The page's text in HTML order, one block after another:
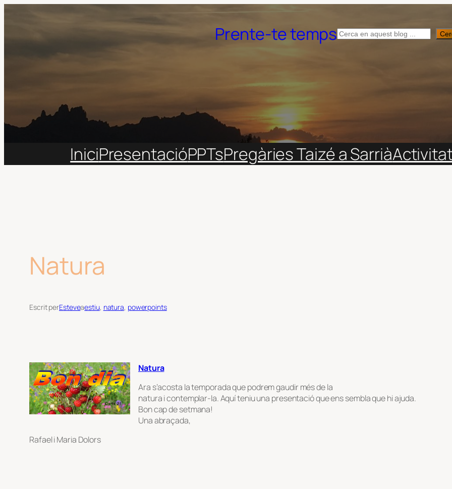
Prente-te tempsCerca
IniciPresentacióPPTsPregàries Taizé a Sarrià
Natura
Escrit perEsteveaestiu, natura, powerpoints
Natura
Ara s’acosta la temporada que podrem gaudir més de la
natura i contemplar-la. Aquí teniu una presentació que ens sembla que hi ajuda.
Bon cap de setmana!
Una abraçada,
Rafael i Maria Dolors